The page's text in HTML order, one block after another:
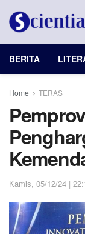
BERITA
Home TERAS
Kamis, 05/12/24 |